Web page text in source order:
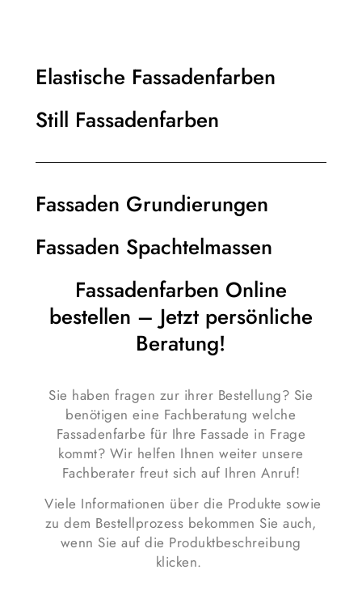
Elastische Fassadenfarben
Still Fassadenfarben
Fassaden Grundierungen
Fassaden Spachtelmassen
Fassadenfarben Online
bestellen – Jetzt persönliche
Beratung!
Sie haben fragen zur ihrer Bestellung? Sie
benötigen eine Fachberatung welche
Fassadenfarbe für Ihre Fassade in Frage
kommt? Wir helfen Ihnen weiter unsere
Fachberater freut sich auf Ihren Anruf!
Viele Informationen über die Produkte sowie
zu dem Bestellprozess bekommen Sie auch,
wenn Sie auf die Produktbeschreibung
klicken.